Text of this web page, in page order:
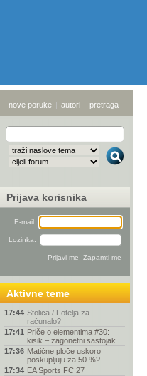
| nove poruke | autori | pretraga
Prijava korisnika
E-mail:
Lozinka:
Aktivne teme
17:44 Stolica / Fotelja za
računalo?
17:41 Priče o elementima #30:
kisik – zagonetni sastojak
17:36 Matične ploče uskoro
poskupljuju za 50 %?
17:34 EA Sports FC 27